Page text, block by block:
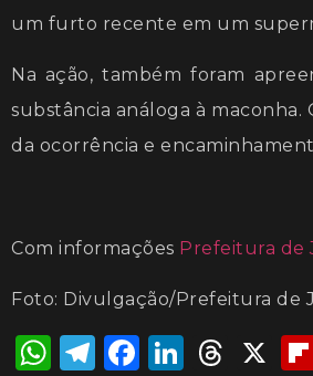
um furto recente em um
Na ação, também foram
substância análoga à
da ocorrência e
Com informações Prefeitura de
Foto: Divulgação/Prefeitura de
WhatsApp
Telegram
Facebook
X